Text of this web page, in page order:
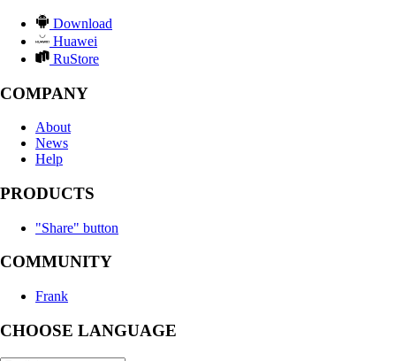
Download
Huawei
RuStore
COMPANY
About
News
Help
PRODUCTS
"Share" button
COMMUNITY
Frank
CHOOSE LANGUAGE